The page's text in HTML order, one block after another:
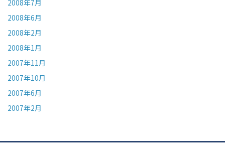
2008年7月
2008年6月
2008年2月
2008年1月
2007年11月
2007年10月
2007年6月
2007年2月